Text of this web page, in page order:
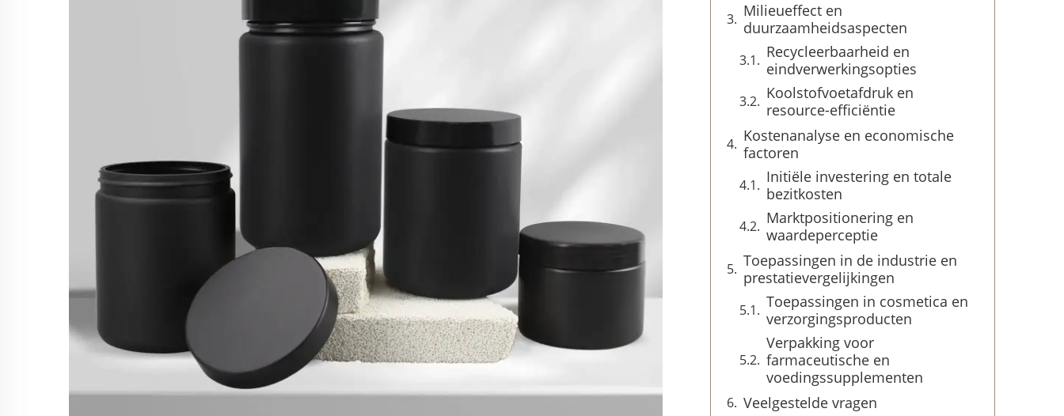
Milieueffect en
duurzaamheidsaspecten
Recycleerbaarheid en
eindverwerkingsopties
Koolstofvoetafdruk en
resource-efficiëntie
Kostenanalyse en economische
factoren
Initiële investering en totale
bezitkosten
Marktpositionering en
waardeperceptie
Toepassingen in de industrie en
prestatievergelijkingen
Toepassingen in cosmetica en
verzorgingsproducten
Verpakking voor
farmaceutische en
voedingssupplementen
Veelgestelde vragen